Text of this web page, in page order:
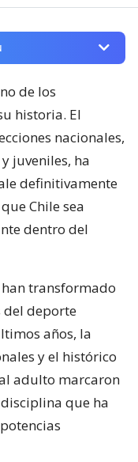
de los
historia. El
nacionales,
juveniles, ha
definitivamente
Chile sea
dentro del
han transformado
del deporte
años, la
y el histórico
adulto marcaron
que ha